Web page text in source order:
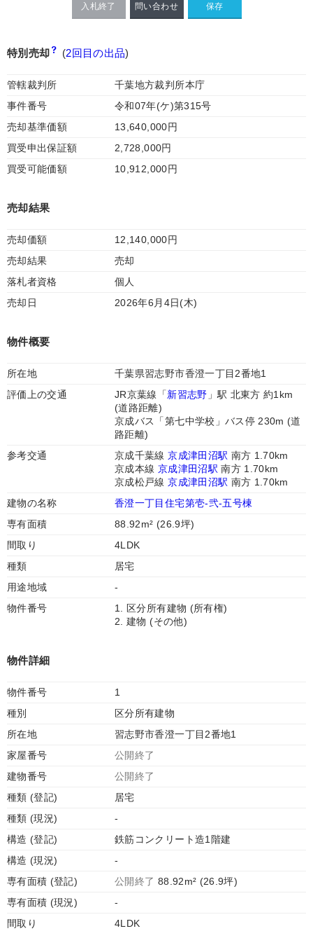
入札終了 問い合わせ
特別売却 (2回目の出品)
管轄裁判所
千葉地方裁判所本庁
事件番号
令和07年(ケ)第315号
売却基準価額
13,640,000円
買受申出保証額
2,728,000円
買受可能価額
10,912,000円
売却結果
売却価額
12,140,000円
売却結果
売却
落札者資格
個人
売却日
2026年6月4日(木)
物件概要
所在地
千葉県習志野市香澄一丁目2番地1
評価上の交通
JR京葉線「新習志野 」駅 北東方 約1km
(道路距離)
京成バス「第七中学校」バス停 230m (道
路距離)
参考交通
京成千葉線京成津田沼駅 南方 1.70km
京成本線 京成津田沼駅 南方 1.70km
京成松戸線京成津田沼駅 南方 1.70km
建物の名称
香澄一丁目住宅第壱-弐-五号棟
専有面積
88.92m² (26.9坪)
間取り
4LDK
種類
居宅
用途地域
-
物件番号
1. 区分所有建物 (所有権)
2. 建物 (その他)
物件詳細
物件番号
1
種別
区分所有建物
所在地
習志野市香澄一丁目2番地1
家屋番号
公開終了
建物番号
公開終了
種類 (登記)
居宅
種類 (現況)
-
構造 (登記)
鉄筋コンクリート造1階建
構造 (現況)
-
専有面積 (登記)
公開終了 88.92m² (26.9坪)
専有面積 (現況)
-
間取り
4LDK